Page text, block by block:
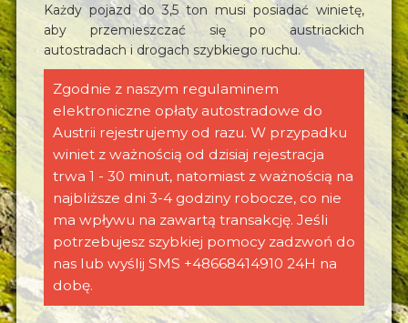
Każdy pojazd do 3,5 ton musi posiadać winietę,
aby przemieszczać się po austriackich
autostradach i drogach szybkiego ruchu.
Zgodnie z naszym regulaminem
elektroniczne opłaty autostradowe do
Austrii rejestrujemy od razu. W przypadku
winiet z ważnością od dzisiaj rejestracja
trwa 1 - 30 minut, natomiast z ważnością na
najbliższe dni 3-4 godziny robocze, co nie
ma wpływu na zawartą transakcję. Jeśli
potrzebujesz szybkiej pomocy zadzwoń do
nas lub wyślij SMS +48668414910 24H na
dobę.